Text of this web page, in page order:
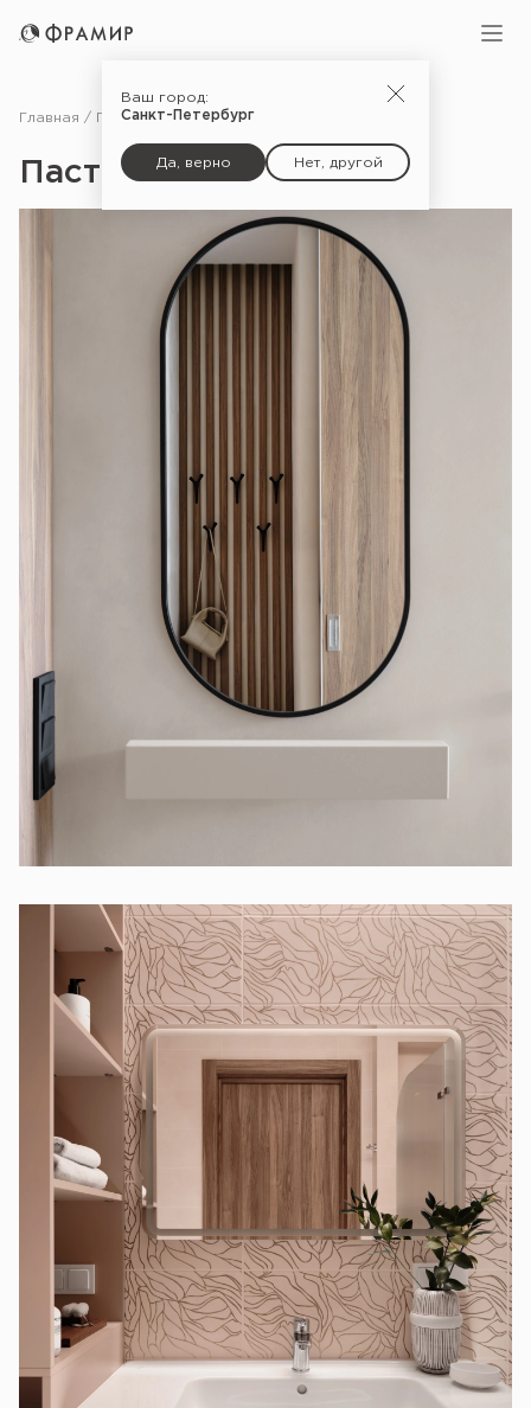
Ваш город:
Санкт-Петербург
Да, верно Нет, другой
Главная Портфолио Пастельная гамма
Пастельная гамма